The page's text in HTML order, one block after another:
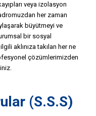
veya izolasyon
her zaman
büyütmeyi ve
bir sosyal
aklınıza takılan her ne
çözümlerimizden
(S.S.S)